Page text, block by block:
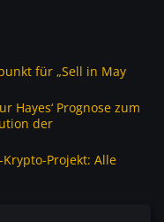
für „Sell in May
Hayes‘ Prognose zum
der
Krypto-Projekt: Alle